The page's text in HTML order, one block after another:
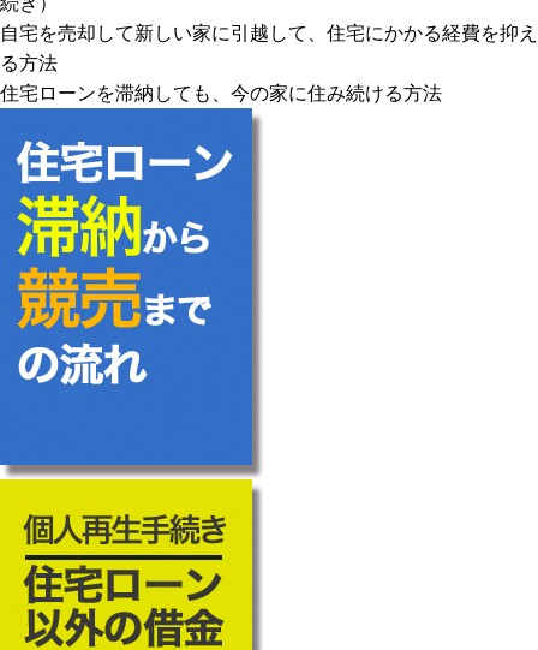
自宅を売却して新しい家に引越して、住宅にかかる経費を抑え
る方法
住宅ローンを滞納しても、今の家に住み続ける方法